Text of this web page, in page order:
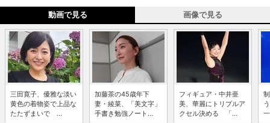
動画で見る 画像で見る
三田寛子、優雅な淡い
黄色の着物姿で上品な
たたずまいで ...
加藤茶の45歳年下
妻・綾菜、「美文字」
手書き勉強ノート...
フィギュア・中井亜
美、華麗にトリプルア
クセル決める 「...